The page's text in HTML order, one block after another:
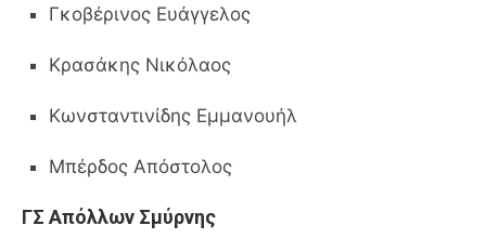
Γκοβέρινος Ευάγγελος
Κρασάκης Νικόλαος
Κωνσταντινίδης Εμμανουήλ
Μπέρδος Απόστολος
ΓΣ Απόλλων Σμύρνης